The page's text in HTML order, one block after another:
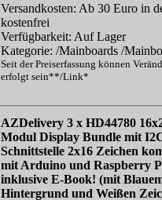
Versandkosten: Ab 30 Euro in
kostenfrei
Verfügbarkeit: Auf Lager
Kategorie: /Mainboards /
Seit der Preiserfassung können
erfolgt sein**/Link*
AZDelivery 3 x HD44780
Modul Display Bundle mit
Schnittstelle 2x16 Zeichen
mit Arduino und Raspberry
inklusive E-Book! (mit
Hintergrund und Weißen